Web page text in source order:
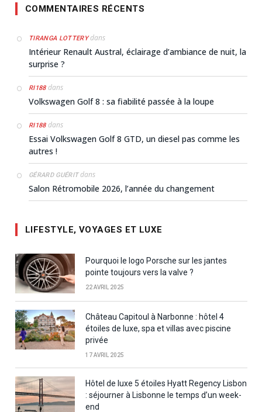
COMMENTAIRES RÉCENTS
TIRANGA LOTTERYdans
Intérieur Renault Austral, éclairage d’ambiance de nuit, la
surprise ?
RI188dans
Volkswagen Golf 8 : sa fiabilité passée à la loupe
RI188dans
Essai Volkswagen Golf 8 GTD, un diesel pas comme les
autres !
GÉRARD GUÉRITdans
Salon Rétromobile 2026, l’année du changement
LIFESTYLE, VOYAGES ET LUXE
Pourquoi le logo Porsche sur les jantes
pointe toujours vers la valve ?
22 AVRIL 2025
Château Capitoul à Narbonne : hôtel 4
étoiles de luxe, spa et villas avec piscine
privée
17 AVRIL 2025
Hôtel de luxe 5 étoiles Hyatt Regency Lisbon
: séjourner à Lisbonne le temps d’un week-
end